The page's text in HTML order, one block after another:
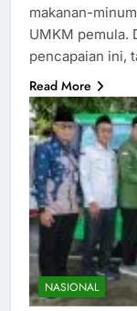
makanan-
UMKM pemula.
pencapaian ini,
Read More
NASIONAL